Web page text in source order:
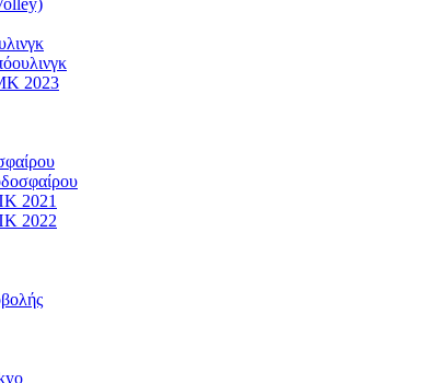
2023
2021
2022